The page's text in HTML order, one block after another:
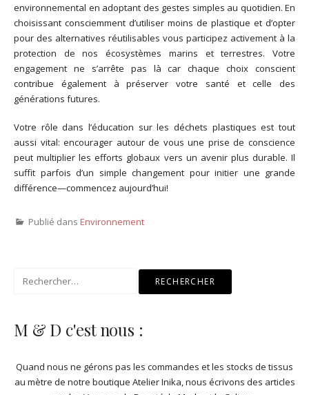
environnemental en adoptant des gestes simples au quotidien. En
choisissant consciemment d’utiliser moins de plastique et d’opter
pour des alternatives réutilisables vous participez activement à la
protection de nos écosystèmes marins et terrestres. Votre
engagement ne s’arrête pas là car chaque choix conscient
contribue également à préserver votre santé et celle des
générations futures.
Votre rôle dans l’éducation sur les déchets plastiques est tout
aussi vital: encourager autour de vous une prise de conscience
peut multiplier les efforts globaux vers un avenir plus durable. Il
suffit parfois d’un simple changement pour initier une grande
différence—commencez aujourd’hui!
Publié dans Environnement
Rechercher :
M & D c'est nous :
Quand nous ne gérons pas les commandes et les stocks de tissus
au mètre de notre boutique Atelier Inika, nous écrivons des articles